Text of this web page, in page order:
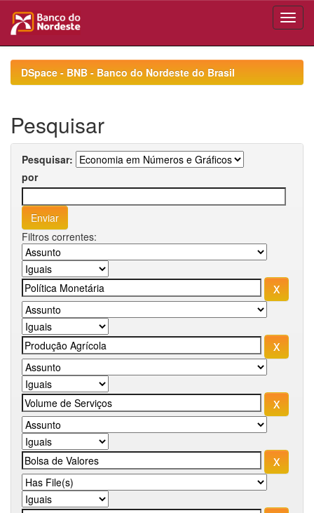
navigationDSpace - BNB - Banco do Nordeste do Brasil
Pesquisar
Pesquisar:
por
Filtros correntes: